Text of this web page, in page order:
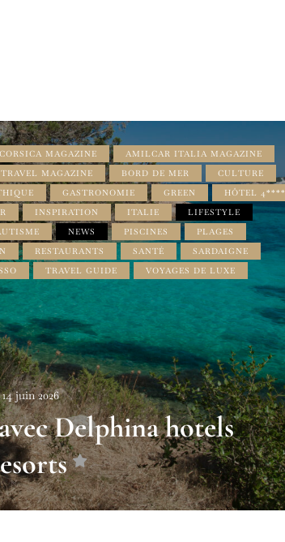
MAGAZINE
AMILCAR ITALIA MAGAZINE
MAGAZINE BORD DE MER
CULTURE
GASTRONOMIE GREEN
HÔTEL 4****
INSPIRATION ITALIE
LIFESTYLE
NEWS PISCINES
PLAGES
RESTAURANTS SANTÉ
SARDAIGNE
TRAVEL GUIDE VOYAGES DE LUXE
14 juin 2026
Delphina hotels